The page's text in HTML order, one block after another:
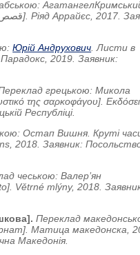
:Агатангел
قصص].Ріяд Аррайєс, 2017.
Юрій Андрухович . Листи в
2019. Заявник:
грецькою: Микола
της σαρκοφάγου].
Республіці.
Остап Вишня.Круті
2018. Заявник:
чеською: Валер’ян
Větrné mlýny, 2018.
Переклад
Матица македонска,
Македонія.